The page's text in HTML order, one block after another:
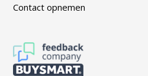
Contact opnemen